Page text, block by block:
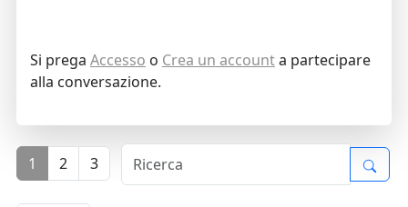
Si prega Accesso o Crea un accounta partecipare
alla conversazione.
1 2 3